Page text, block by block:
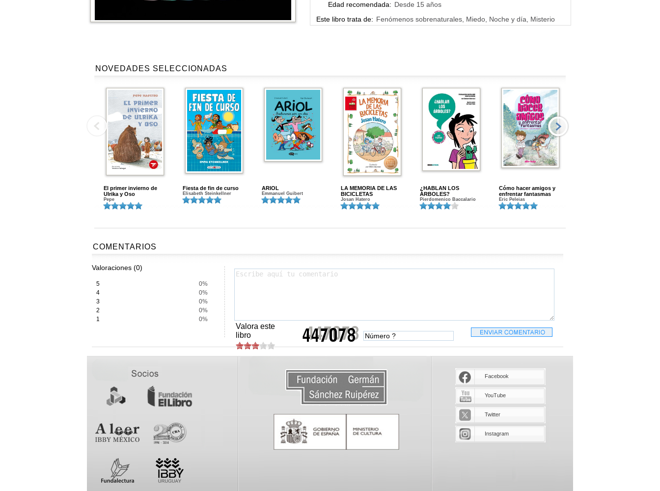
Edad recomendada: Desde 15 años
Este libro trata de: Fenómenos sobrenaturales, Miedo, Noche y día, Misterio
NOVEDADES SELECCIONADAS
El primer invierno de
Ulrika y Oso
Pepe
Fiesta de fin de curso
Elisabeth Steinkellner
ARIOL
Emmanuel Guibert
LA MEMORIA DE LAS
BICICLETAS
Josan Hatero
¿HABLAN LOS
ÁRBOLES?
Pierdomenico Baccalario
Cómo hacer amigos y
enfrentar fantasmas
Eric Peleias
COMENTARIOS
Valoraciones (0)
5
0%
4
0%
3
0%
2
0%
1
0%
Valora este
libro
Facebook
YouTube
Twitter
Instagram